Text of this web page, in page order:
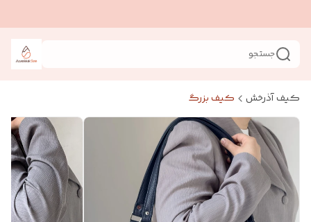
جستجو
کیف آذرخش کیف بزرگ